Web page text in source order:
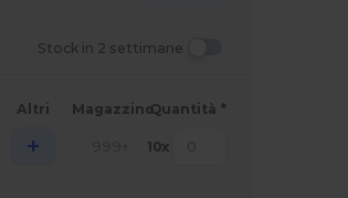
Stock in 2 settimane
Altri MagazzinoQuantità *
+ 10x